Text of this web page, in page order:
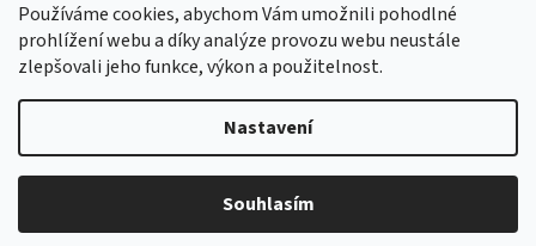
Používáme cookies, abychom Vám umožnili pohodlné
prohlížení webu a díky analýze provozu webu neustále
zlepšovali jeho funkce, výkon a použitelnost.
Nastavení
Souhlasím
PŘIHLÁSIT SE
Vytvořil Shoptet
iŘemínky.cz. Všechna práva vyhrazena.